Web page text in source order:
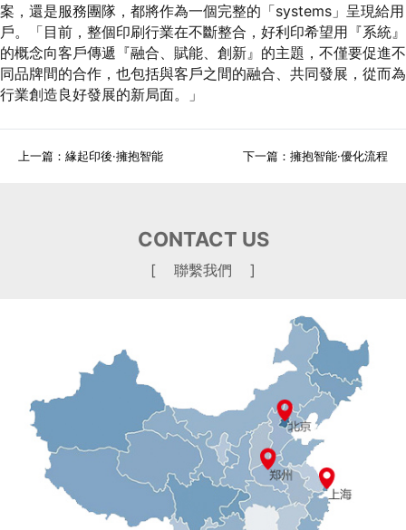
案，還是服務團隊，都將作為一個完整的「systems」呈現給用
戶。「目前，整個印刷行業在不斷整合，好利印希望用『系統』
的概念向客戶傳遞『融合、賦能、創新』的主題，不僅要促進不
同品牌間的合作，也包括與客戶之間的融合、共同發展，從而為
行業創造良好發展的新局面。」
上一篇： 緣起印後·擁抱智能 下一篇： 擁抱智能·優化流程
CONTACT US
[ 聯繫我們 ]